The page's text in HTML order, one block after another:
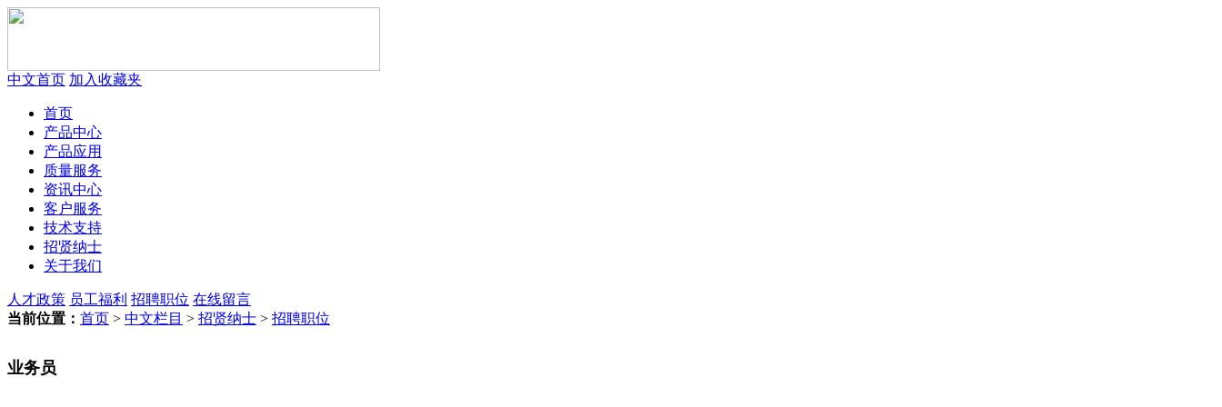
中文首页 加入收藏夹
首页
产品中心
产品应用
质量服务
资讯中心
客户服务
技术支持
招贤纳士
关于我们
人才政策 员工福利 招聘职位 在线留言
当前位置： 首页 > 中文栏目 > 招贤纳士 > 招聘职位
业务员